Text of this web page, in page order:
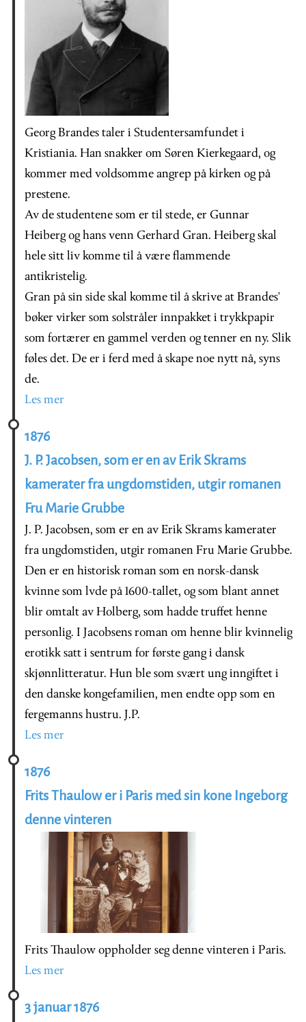
Georg Brandes taler i Studentersamfundet i
Kristiania. Han snakker om Søren Kierkegaard, og
kommer med voldsomme angrep på kirken og på
prestene.
Av de studentene som er til stede, er Gunnar
Heiberg og hans venn Gerhard Gran. Heiberg skal
hele sitt liv komme til å være flammende
antikristelig.
Gran på sin side skal komme til å skrive at Brandes'
bøker virker som solstråler innpakket i trykkpapir
som fortærer en gammel verden og tenner en ny. Slik
føles det. De er i ferd med å skape noe nytt nå, syns
de.
Les mer
1876
J. P. Jacobsen, som er en av Erik Skrams
kamerater fra ungdomstiden, utgir romanen
Fru Marie Grubbe
J. P. Jacobsen, som er en av Erik Skrams kamerater
fra ungdomstiden, utgir romanen Fru Marie Grubbe.
Den er en historisk roman som en norsk-dansk
kvinne som lvde på 1600-tallet, og som blant annet
blir omtalt av Holberg, som hadde truffet henne
personlig. I Jacobsens roman om henne blir kvinnelig
erotikk satt i sentrum for første gang i dansk
skjønnlitteratur. Hun ble som svært ung inngiftet i
den danske kongefamilien, men endte opp som en
fergemanns hustru. J.P.
Les mer
1876
Frits Thaulow er i Paris med sin kone Ingeborg
denne vinteren
Frits Thaulow oppholder seg denne vinteren i Paris.
Les mer
3 januar 1876